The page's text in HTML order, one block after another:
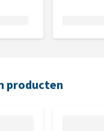
producten